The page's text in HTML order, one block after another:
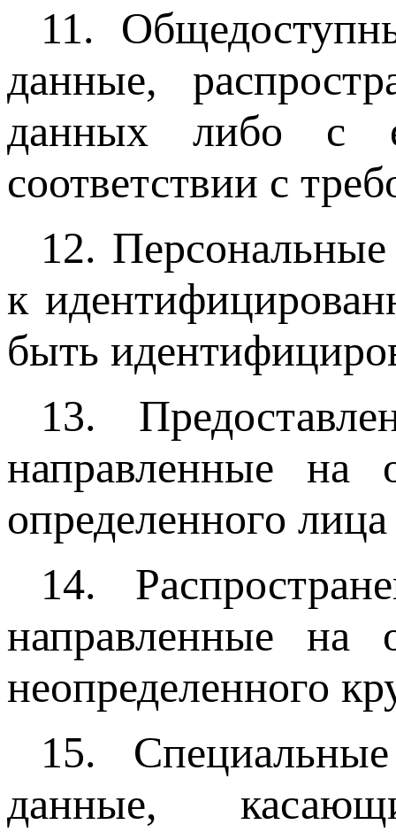
11.
данные,
данных либо с
соответствии с
12.
к
быть
13.
направленные на
определенного
14.
направленные на
неопределенного
15.
данные,